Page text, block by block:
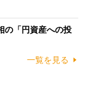
の「円資産への投
一覧を見る